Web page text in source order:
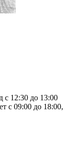
с 12:30 до 13:00
с 09:00 до 18:00,